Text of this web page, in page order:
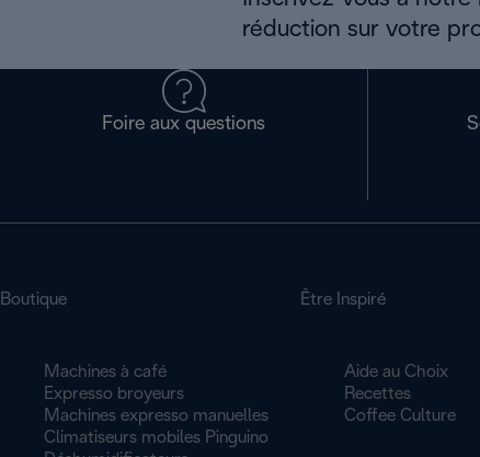
réduction sur votre
Foire aux questions
Boutique
Machines à café
Expresso broyeurs
Machines expresso manuelles
Climatiseurs mobiles Pinguino
Être Inspiré
Aide au Choix
Recettes
Coffee Culture